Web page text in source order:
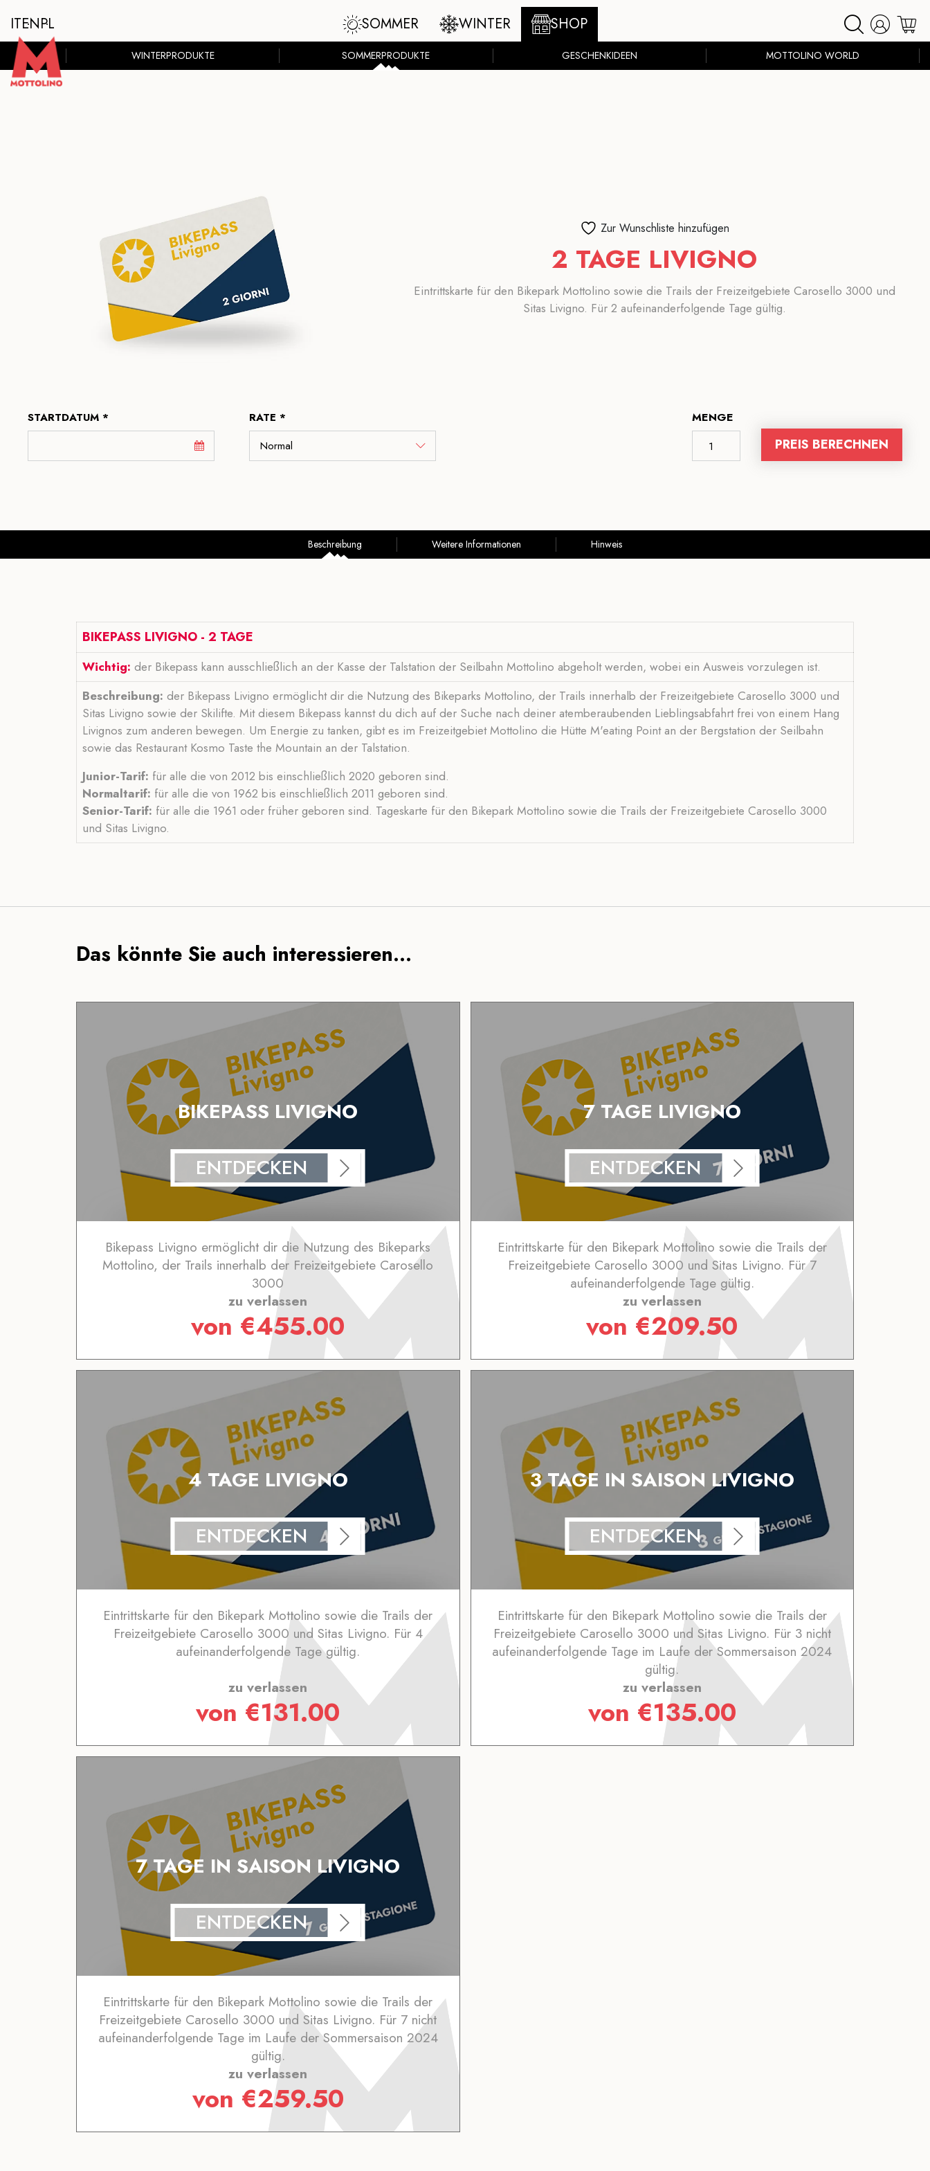
SOMMER WINTER SHOP
ITENPL
WINTERPRODUKTE SOMMERPRODUKTE GESCHENKIDEEN MOTTOLINO WORLD
Zur Wunschliste hinzufügen
2 TAGE LIVIGNO
Eintrittskarte für den Bikepark Mottolino sowie die Trails der Freizeitgebiete Carosello 3000 und
Sitas Livigno. Für 2 aufeinanderfolgende Tage gültig.
STARTDATUM * RATE * MENGE
PREIS BERECHNEN
Beschreibung Weitere Informationen Hinweis
BIKEPASS LIVIGNO - 2 TAGE
Wichtig: der Bikepass kann ausschließlich an der Kasse der Talstation der Seilbahn Mottolino abgeholt werden, wobei ein Ausweis vorzulegen ist.
Beschreibung: der Bikepass Livigno ermöglicht dir die Nutzung des Bikeparks Mottolino, der Trails innerhalb der Freizeitgebiete Carosello 3000 und
Sitas Livigno sowie der Skilifte. Mit diesem Bikepass kannst du dich auf der Suche nach deiner atemberaubenden Lieblingsabfahrt frei von einem Hang
Livignos zum anderen bewegen. Um Energie zu tanken, gibt es im Freizeitgebiet Mottolino die Hütte M'eating Point an der Bergstation der Seilbahn
sowie das Restaurant Kosmo Taste the Mountain an der Talstation.
Junior-Tarif: für alle die von 2012 bis einschließlich 2020 geboren sind.
Normaltarif: für alle die von 1962 bis einschließlich 2011 geboren sind.
Senior-Tarif: für alle die 1961 oder früher geboren sind. Tageskarte für den Bikepark Mottolino sowie die Trails der Freizeitgebiete Carosello 3000
und Sitas Livigno.
Das könnte Sie auch interessieren...
BIKEPASS LIVIGNO
ENTDECKEN
Bikepass Livigno ermöglicht dir die Nutzung des Bikeparks
Mottolino, der Trails innerhalb der Freizeitgebiete Carosello
3000
zu verlassen
von €455.00
7 TAGE LIVIGNO
ENTDECKEN
Eintrittskarte für den Bikepark Mottolino sowie die Trails der
Freizeitgebiete Carosello 3000 und Sitas Livigno. Für 7
aufeinanderfolgende Tage gültig.
zu verlassen
von €209.50
4 TAGE LIVIGNO
ENTDECKEN
Eintrittskarte für den Bikepark Mottolino sowie die Trails der
Freizeitgebiete Carosello 3000 und Sitas Livigno. Für 4
aufeinanderfolgende Tage gültig.
zu verlassen
von €131.00
3 TAGE IN SAISON LIVIGNO
ENTDECKEN
Eintrittskarte für den Bikepark Mottolino sowie die Trails der
Freizeitgebiete Carosello 3000 und Sitas Livigno. Für 3 nicht
aufeinanderfolgende Tage im Laufe der Sommersaison 2024
gültig.
zu verlassen
von €135.00
7 TAGE IN SAISON LIVIGNO
ENTDECKEN
Eintrittskarte für den Bikepark Mottolino sowie die Trails der
Freizeitgebiete Carosello 3000 und Sitas Livigno. Für 7 nicht
aufeinanderfolgende Tage im Laufe der Sommersaison 2024
gültig.
zu verlassen
von €259.50